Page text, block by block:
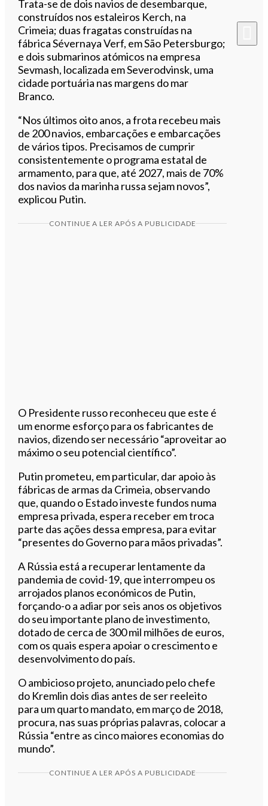
Trata-se de dois navios de desembarque,
construídos nos estaleiros Kerch, na
Crimeia; duas fragatas construídas na
fábrica Sévernaya Verf, em São Petersburgo;
e dois submarinos atómicos na empresa
Sevmash, localizada em Severodvinsk, uma
cidade portuária nas margens do mar
Branco.
“Nos últimos oito anos, a frota recebeu mais
de 200 navios, embarcações e embarcações
de vários tipos. Precisamos de cumprir
consistentemente o programa estatal de
armamento, para que, até 2027, mais de 70%
dos navios da marinha russa sejam novos”,
explicou Putin.
CONTINUE A LER APÓS A PUBLICIDADE
O Presidente russo reconheceu que este é
um enorme esforço para os fabricantes de
navios, dizendo ser necessário “aproveitar ao
máximo o seu potencial científico”.
Putin prometeu, em particular, dar apoio às
fábricas de armas da Crimeia, observando
que, quando o Estado investe fundos numa
empresa privada, espera receber em troca
parte das ações dessa empresa, para evitar
“presentes do Governo para mãos privadas”.
A Rússia está a recuperar lentamente da
pandemia de covid-19, que interrompeu os
arrojados planos económicos de Putin,
forçando-o a adiar por seis anos os objetivos
do seu importante plano de investimento,
dotado de cerca de 300 mil milhões de euros,
com os quais espera apoiar o crescimento e
desenvolvimento do país.
O ambicioso projeto, anunciado pelo chefe
do Kremlin dois dias antes de ser reeleito
para um quarto mandato, em março de 2018,
procura, nas suas próprias palavras, colocar a
Rússia “entre as cinco maiores economias do
mundo”.
CONTINUE A LER APÓS A PUBLICIDADE